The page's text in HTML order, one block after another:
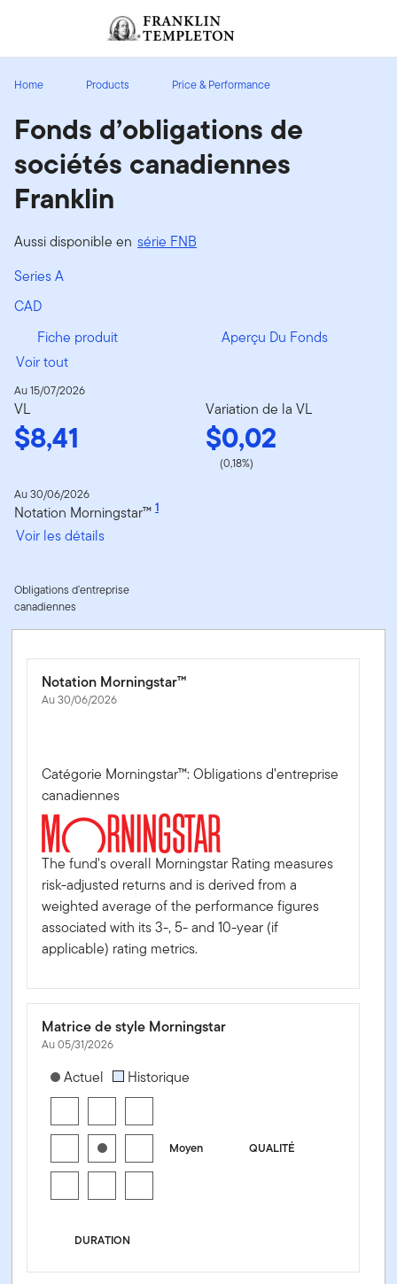
Header menu toggle
Ouverture de session
Home Products Price & Performance
Fonds d’obligations de
sociétés canadiennes
Franklin
Aussi disponible en série FNB
Series A
CAD
Fiche produit
Aperçu Du Fonds
Voir tout
Au 15/07/2026
VL
$8,41
Variation de la VL
$0,02
(0,18%)
Au 30/06/2026
Notation Morningstar™ 1
Voir les détails
Obligations d’entreprise
canadiennes
Notation Morningstar™
Au 30/06/2026
Catégorie Morningstar™: Obligations d’entreprise
canadiennes
The fund's overall Morningstar Rating measures
risk-adjusted returns and is derived from a
weighted average of the performance figures
associated with its 3-, 5- and 10-year (if
applicable) rating metrics.
Matrice de style Morningstar
Au 05/31/2026
[products.morningstar-stylebox-title-sr-fixed]
Actuel Historique
QUALITÉ
Moyen
DURATION